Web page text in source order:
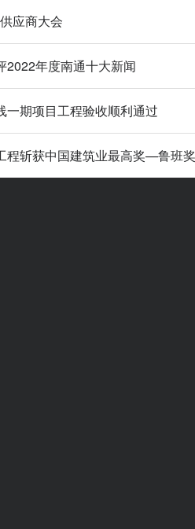
应商大会
2022年度南通十大新闻
期项目工程验收顺利通过
程斩获中国建筑业最高奖—鲁班奖